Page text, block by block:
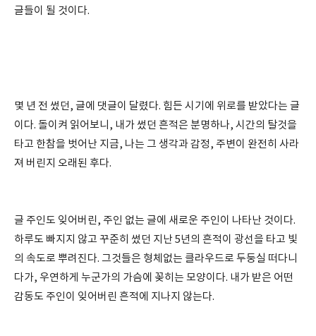
글들이 될 것이다.
몇 년 전 썼던, 글에 댓글이 달렸다. 힘든 시기에 위로를 받았다는 글
이다. 돌이켜 읽어보니, 내가 썼던 흔적은 분명하나, 시간의 탈것을
타고 한참을 벗어난 지금, 나는 그 생각과 감정, 주변이 완전히 사라
져 버린지 오래된 후다.
글 주인도 잊어버린, 주인 없는 글에 새로운 주인이 나타난 것이다.
하루도 빠지지 않고 꾸준히 썼던 지난 5년의 흔적이 광선을 타고 빛
의 속도로 뿌려진다. 그것들은 형체없는 클라우드로 두둥실 떠다니
다가, 우연하게 누군가의 가슴에 꽂히는 모양이다. 내가 받은 어떤
감동도 주인이 잊어버린 흔적에 지나지 않는다.